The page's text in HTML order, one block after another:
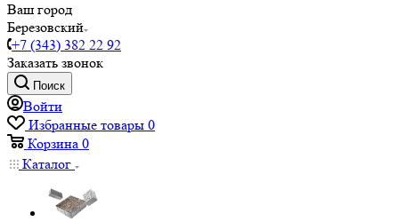
Ваш город
Березовский
+7 (343) 382 22 92
Заказать звонок
Поиск
Войти
Избранные товары 0
Корзина 0
Каталог